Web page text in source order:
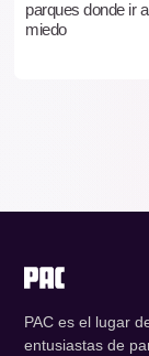
parques donde ir
miedo
PAC es el lugar
entusiastas de